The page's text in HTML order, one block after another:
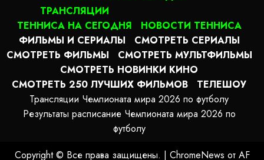
ТРАНСЛЯЦИИ
ТЕННИСА НА СЕГОДНЯ
НОВОСТИ ТЕННИСА
ФИЛЬМЫ И СЕРИАЛЫ
СМОТРЕТЬ СЕРИАЛЫ
СМОТРЕТЬ ФИЛЬМЫ
СМОТРЕТЬ МУЛЬТФИЛЬМЫ
СМОТРЕТЬ НОВИНКИ КИНО
СМОТРЕТЬ 250 ЛУЧШИХ ФИЛЬМОВ
ТЕЛЕШОУ
Трансляции Чемпионата мира 2026 по футболу
Результаты расписание Чемпионата мира 2026 по
футболу
Copyright © Все права защищены. | ChromeNews от AF